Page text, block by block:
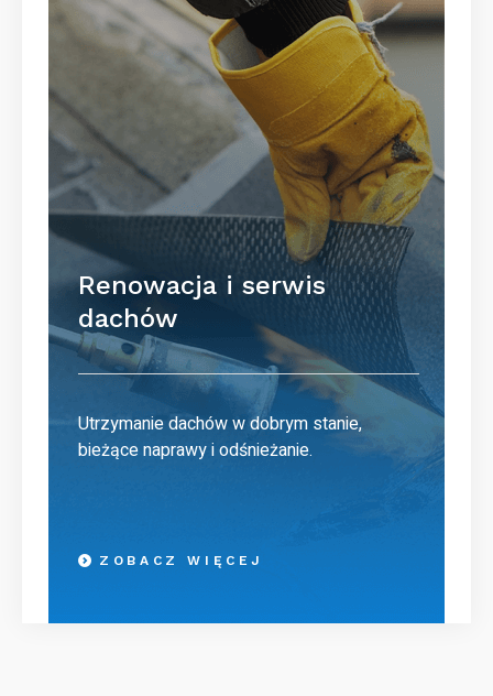
Renowacja i serwis
dachów
Utrzymanie dachów w dobrym stanie,
bieżące naprawy i odśnieżanie.
ZOBACZ WIĘCEJ